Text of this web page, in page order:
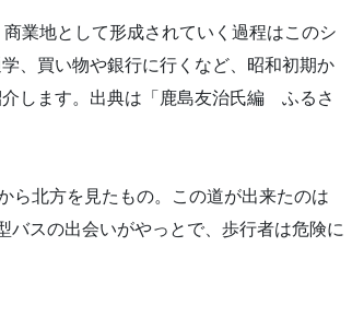
業地として形成されていく過程はこのシ
、買い物や銀行に行くなど、昭和初期か
します。出典は「鹿島友治氏編 ふるさ
ら北方を見たもの。この道が出来たのは
バスの出会いがやっとで、歩行者は危険に